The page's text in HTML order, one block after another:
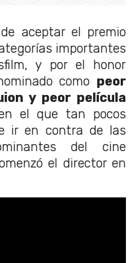
aceptar el premio
importantes
y por el honor
como peor
y peor película
el que tan pocos
ir en contra de las
del cine
el director en